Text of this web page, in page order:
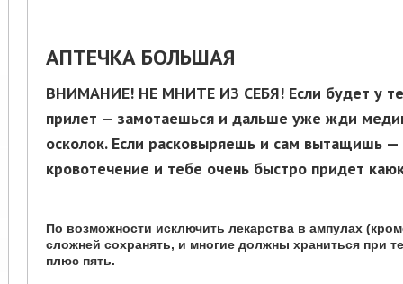
АПТЕЧКА БОЛЬШАЯ
ВНИМАНИЕ! НЕ МНИТЕ ИЗ СЕБЯ! Если будет у
прилет — замотаешься и дальше уже жди
осколок. Если расковыряешь и сам вытащишь —
кровотечение и тебе очень быстро придет
По возможности исключить лекарства в ампулах
сложней сохранять, и многие должны храниться при
плюс пять.